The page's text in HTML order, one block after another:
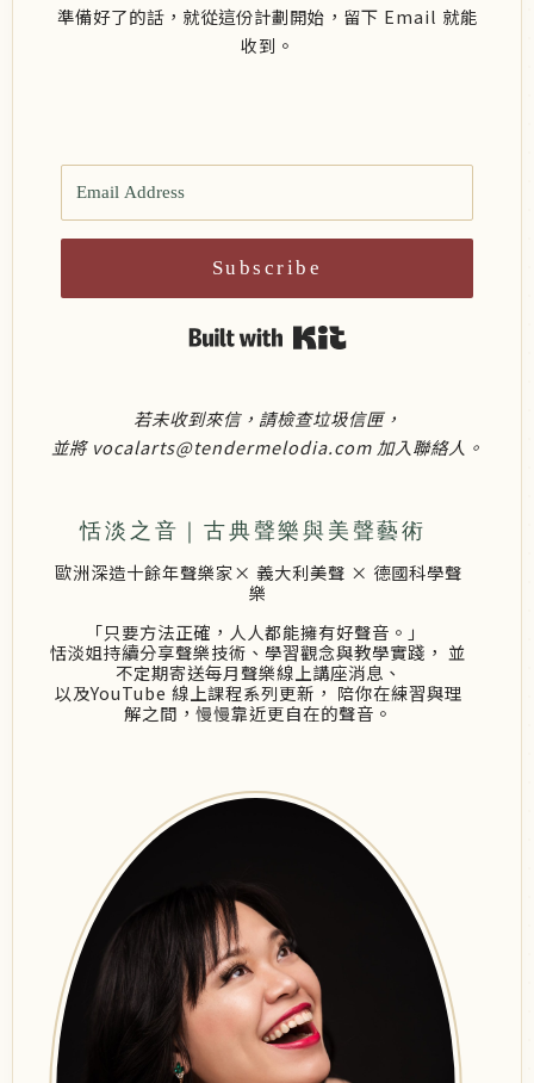
準備好了的話，就從這份計劃開始，留下 Email 就能
收到。
Subscribe
若未收到來信，請檢查垃圾信匣，
並將 vocalarts@tendermelodia.com 加入聯絡人。
恬淡之音｜古典聲樂與美聲藝術
歐洲深造十餘年聲樂家× 義大利美聲 × 德國科學聲
樂
「只要方法正確，人人都能擁有好聲音。」
恬淡姐持續分享聲樂技術、學習觀念與教學實踐， 並
不定期寄送每月聲樂線上講座消息、
以及YouTube 線上課程系列更新， 陪你在練習與理
解之間，慢慢靠近更自在的聲音。